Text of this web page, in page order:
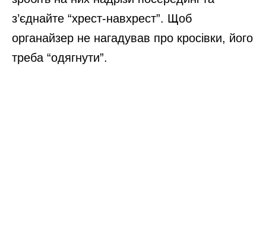
з’єднайте “хрест-навхрест”. Щоб
органайзер не нагадував про кросівки, його
треба “одягнути”.